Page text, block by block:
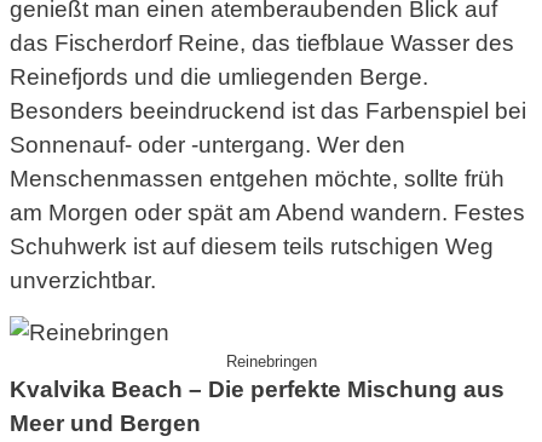
genießt man einen atemberaubenden Blick auf
das Fischerdorf Reine, das tiefblaue Wasser des
Reinefjords und die umliegenden Berge.
Besonders beeindruckend ist das Farbenspiel bei
Sonnenauf- oder -untergang. Wer den
Menschenmassen entgehen möchte, sollte früh
am Morgen oder spät am Abend wandern. Festes
Schuhwerk ist auf diesem teils rutschigen Weg
unverzichtbar.
Reinebringen
Kvalvika Beach – Die perfekte Mischung aus
Meer und Bergen